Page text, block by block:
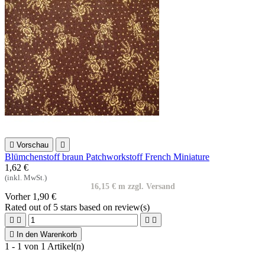
 Vorschau 
Blümchenstoff braun Patchworkstoff French Miniature
1,62 €
(inkl. MwSt.)
16,15 € m zzgl. Versand
Vorher 1,90 €
Rated out of 5 stars based on review(s)
   
 In den Warenkorb
1 - 1 von 1 Artikel(n)